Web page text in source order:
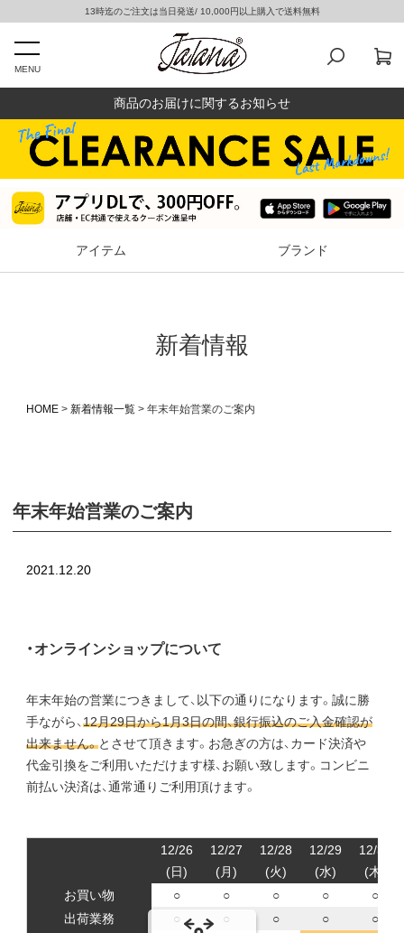
13時迄のご注文は当日発送/ 10,000円以上購入で送料無料
MENU
商品のお届けに関するお知らせ
アイテム ブランド
新着情報
HOME 新着情報一覧 年末年始営業のご案内
年末年始営業のご案内
2021.12.20
・オンラインショップについて
年末年始の営業につきまして、以下の通りになります。誠に勝
手ながら、12月29日から1月3日の間、銀行振込のご入金確認が
出来ません。とさせて頂きます。お急ぎの方は、カード決済や
代金引換をご利用いただけます様、お願い致します。コンビニ
前払い決済は、通常通りご利用頂けます。
12/26
(日)
12/27
(月)
12/28
(火)
12/29
(水)
12/30
(木)
お買い物
○ ○ ○ ○
○
出荷業務
○ ○ ○ ○
○